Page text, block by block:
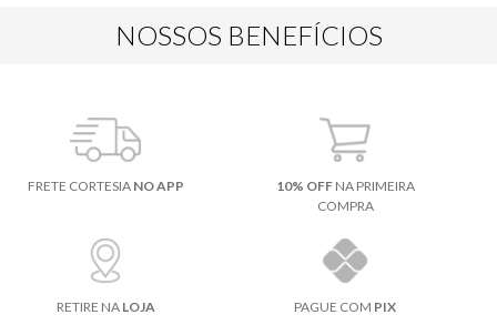
NOSSOS BENEFÍCIOS
FRETE CORTESIA NO APP 10% OFFNA PRIMEIRA
COMPRA
RETIRE NA LOJA PAGUE COM PIX